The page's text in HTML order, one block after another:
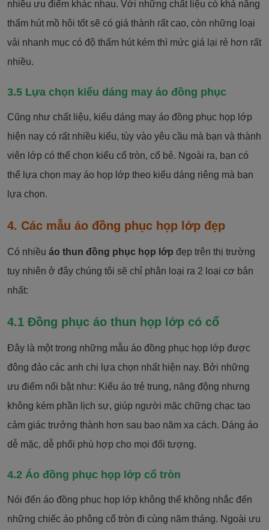
nhiều ưu điểm khác nhau. Với những chất liệu có khả năng
thấm hút mồ hôi tốt sẽ có giá thành rất cao, còn những loại
vải nhanh mục có độ thấm hút kém thì mức giá lại rẻ hơn rất
nhiều.
3.5 Lựa chọn kiểu dáng may áo đồng phục
Cũng như chất liệu, kiểu dáng may áo đồng phục họp lớp
hiện nay có rất nhiều kiểu, tùy vào yêu cầu mà bạn và thành
viên lớp có thể chọn kiểu cổ tròn, cổ bẻ. Ngoài ra, bạn có
thể lựa chọn may áo họp lớp theo kiểu dáng riêng mà bạn
lựa chọn.
4. Các mẫu áo đồng phục họp lớp đẹp
Có nhiều áo thun đồng phục họp lớp đẹp trên thị trường
tuy nhiên ở đây chúng tôi sẽ chỉ phân loại ra 2 loại cơ bản
nhất:
4.1 Đồng phục áo thun họp lớp có cổ
Đây là một trong những mẫu áo đồng phục họp lớp được
đông đảo các anh chị lựa chọn nhất hiện nay. Bởi những
ưu điểm nổi bật như: Kiểu áo trẻ trung, năng động nhưng
không kém phần lịch sự, giúp người mặc chững chạc tạo
cảm giác trưởng thành hơn sau bao năm xa cách. Dáng áo
dễ mặc, dễ phối phù hợp cho mọi đối tượng.
4.2 Áo đồng phục họp lớp cổ tròn
Nói đến áo đồng phục họp lớp không thể không nhắc đến
những chiếc áo phông cổ tròn đi cùng năm tháng. Ngoài ưu